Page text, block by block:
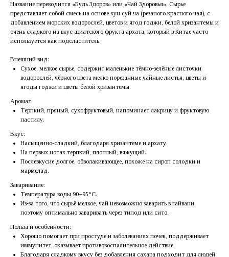
Название переводится «Будь Здоров» или «Чай Здоровья». Сырье
представляет собой смесь на основе хун суй ча (резаного красного чая), с
добавлением морских водорослей, цветов и ягод годжи, белой хризантемы и
очень сладкого на вкус азиатского фрукта архата, который в Китае часто
используется как подсластитель.
Внешний вид:
Сухое, мелкое сырье, содержит маленькие тёмно-зелёные листочки
водорослей, чёрного цвета мелко порезанные чайные листья, цветы и
ягоды годжи и цветы белой хризантемы.
Аромат:
Терпкий, пряный, сухофруктовый, напоминает лакрицу и фруктовую
пастилу.
Вкус:
Насыщенно-сладкий, благодаря хризантеме и архату.
На первых нотах терпкий, плотный, вяжущий.
Послевкусие долгое, обволакивающее, похоже на сироп солодки и
мармелад.
Заваривание:
Температура воды 90−95°C.
Из-за того, что сырьё мелкое, чай невозможно заварить в гайвани,
поэтому оптимально заваривать через типод или сито.
Польза и особенности:
Хорошо помогает при простуде и заболеваниях почек, поддерживает
иммунитет, оказывает противовоспалительное действие.
Благодаря сладкому вкусу без добавления сахара подходит для людей